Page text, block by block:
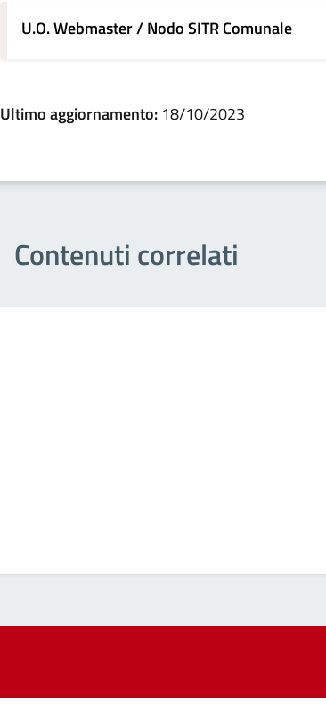
U.O. Webmaster / Nodo SITR Comunale
Ultimo aggiornamento: 18/10/2023
Contenuti correlati